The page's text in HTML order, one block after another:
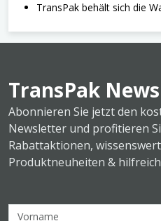
TransPak behält sich die
TransPak
Abonnieren Sie jetzt den
Newsletter und profitieren
Rabattaktionen,
Produktneuheiten &